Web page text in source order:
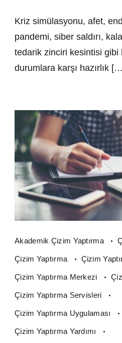
Kriz simülasyonu, afet,
pandemi, siber saldırı,
tedarik zinciri kesintisi gibi
durumlara karşı hazırlık
Akademik Çizim Yaptırma
Çizim Yaptırma Çizim
Çizim Yaptırma Merkezi
Çizim Yaptırma Servisleri
Çizim Yaptırma Uygulaması
Çizim Yaptırma Yardımı